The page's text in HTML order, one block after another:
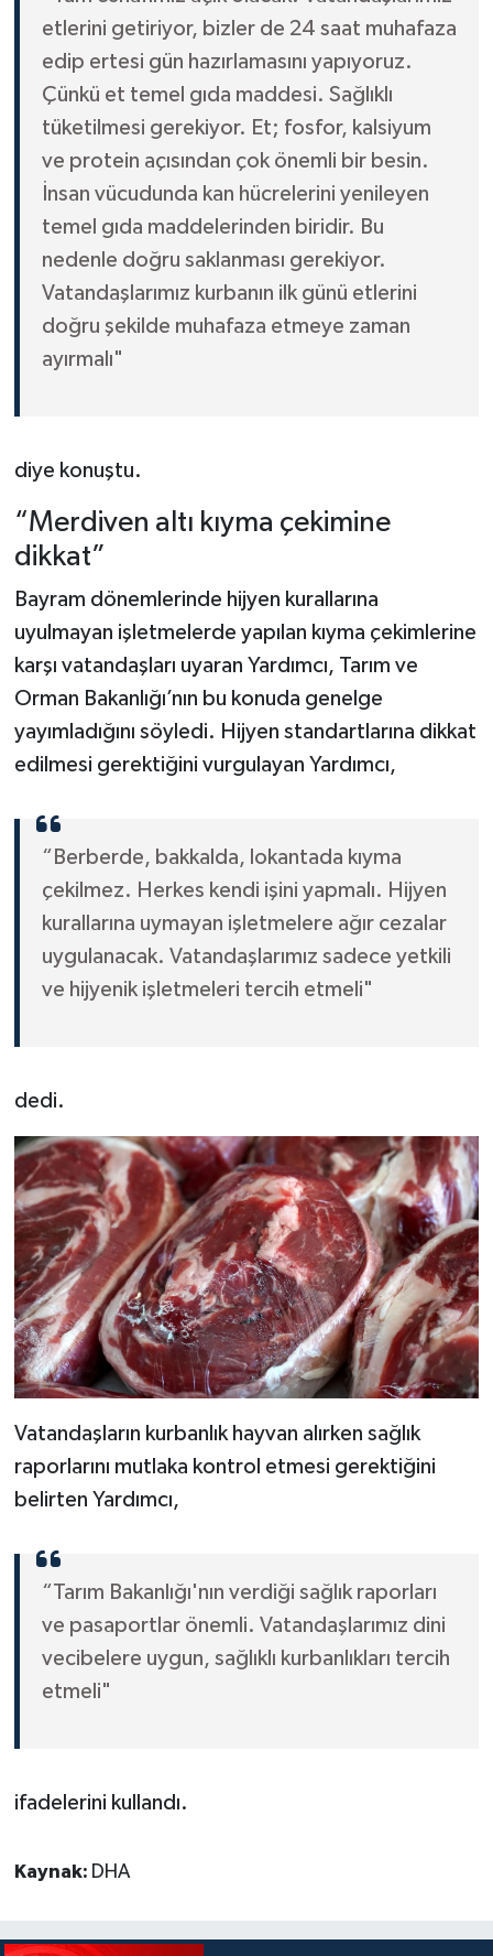
etlerini getiriyor, bizler de 24 saat muhafaza
edip ertesi gün hazırlamasını yapıyoruz.
Çünkü et temel gıda maddesi. Sağlıklı
tüketilmesi gerekiyor. Et; fosfor, kalsiyum
ve protein açısından çok önemli bir besin.
İnsan vücudunda kan hücrelerini yenileyen
temel gıda maddelerinden biridir. Bu
nedenle doğru saklanması gerekiyor.
Vatandaşlarımız kurbanın ilk günü etlerini
doğru şekilde muhafaza etmeye zaman
ayırmalı"
diye konuştu.
“Merdiven altı kıyma çekimine
dikkat”
Bayram dönemlerinde hijyen kurallarına
uyulmayan işletmelerde yapılan kıyma çekimlerine
karşı vatandaşları uyaran Yardımcı, Tarım ve
Orman Bakanlığı’nın bu konuda genelge
yayımladığını söyledi. Hijyen standartlarına dikkat
edilmesi gerektiğini vurgulayan Yardımcı,
“Berberde, bakkalda, lokantada kıyma
çekilmez. Herkes kendi işini yapmalı. Hijyen
kurallarına uymayan işletmelere ağır cezalar
uygulanacak. Vatandaşlarımız sadece yetkili
ve hijyenik işletmeleri tercih etmeli"
dedi.
Vatandaşların kurbanlık hayvan alırken sağlık
raporlarını mutlaka kontrol etmesi gerektiğini
belirten Yardımcı,
“Tarım Bakanlığı'nın verdiği sağlık raporları
ve pasaportlar önemli. Vatandaşlarımız dini
vecibelere uygun, sağlıklı kurbanlıkları tercih
etmeli"
ifadelerini kullandı.
Kaynak: DHA